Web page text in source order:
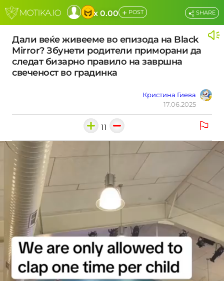
x 0.00 + POST
Дали веќе живееме во епизода на Black
Mirror? Збунети родители приморани да
следат бизарно правило на завршна
свеченост во градинка
Кристина Гиева
17.06.2025
SHARE
11